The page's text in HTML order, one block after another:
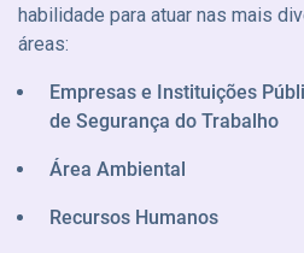
habilidade para atuar nas mais
áreas:
Empresas e Instituições
de Segurança do Trabalho
Área Ambiental
Recursos Humanos